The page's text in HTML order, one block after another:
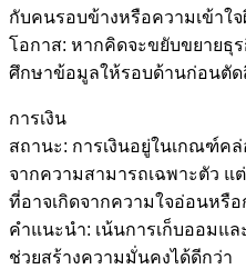
กับคนรอบข้างหรือความเข้าใ
โอกาส: หากคิดจะขยับขยายธุ
ศึกษาข้อมูลให้รอบด้านก่อนตัด
การเงิน
สถานะ: การเงินอยู่ในเกณฑ์ค
จากความสามารถเฉพาะตัว แ
ที่อาจเกิดจากความใจอ่อนหรื
คำแนะนำ: เน้นการเก็บออมแ
ช่วยสร้างความมั่นคงได้ดีกว่า